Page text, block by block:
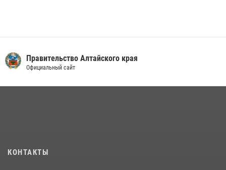
Правительство Алтайского края
Официальный сайт
КОНТАКТЫ